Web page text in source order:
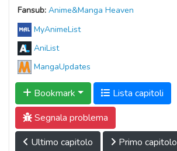
Fansub: Anime&Manga Heaven
MyAnimeList
AniList
MangaUpdates
Bookmark
Lista capitoli
Segnala problema
Ultimo capitolo
Primo capitolo